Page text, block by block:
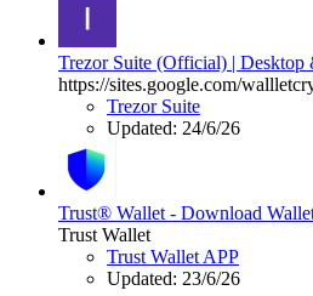
Trezor Suite (Official) |
https://sites.google.com/
Trezor Suite
Updated: 24/6/26
Trust® Wallet - Download
Trust Wallet
Trust Wallet APP
Updated: 23/6/26